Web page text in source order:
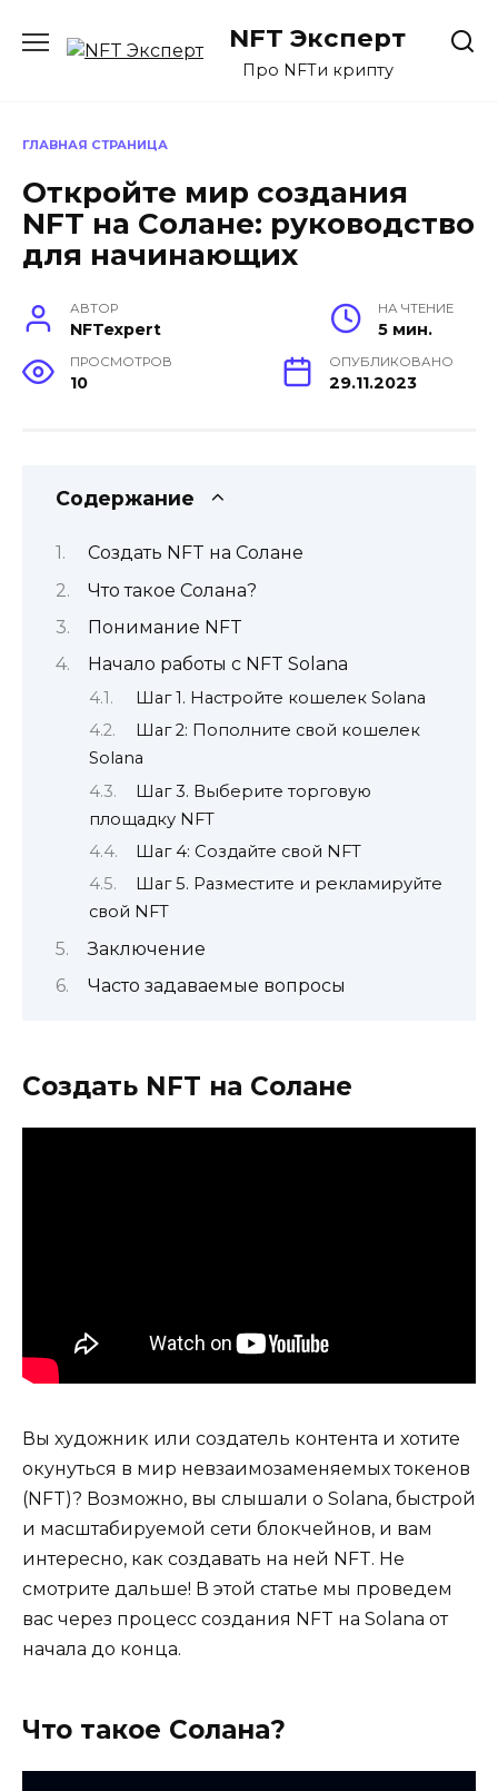
содержанию
NFT Эксперт
Про NFTи крипту
ГЛАВНАЯ СТРАНИЦА
Откройте мир создания
NFT на Солане: руководство
для начинающих
АВТОР
NFTexpert
НА ЧТЕНИЕ
5 мин.
ПРОСМОТРОВ
10
ОПУБЛИКОВАНО
29.11.2023
Содержание
Создать NFT на Солане
Что такое Солана?
Понимание NFT
Начало работы с NFT Solana
Шаг 1. Настройте кошелек Solana
Шаг 2: Пополните свой кошелек
Solana
Шаг 3. Выберите торговую
площадку NFT
Шаг 4: Создайте свой NFT
Шаг 5. Разместите и рекламируйте
свой NFT
Заключение
Часто задаваемые вопросы
Создать NFT на Солане
Вы художник или создатель контента и хотите
окунуться в мир невзаимозаменяемых токенов
(NFT)? Возможно, вы слышали о Solana, быстрой
и масштабируемой сети блокчейнов, и вам
интересно, как создавать на ней NFT. Не
смотрите дальше! В этой статье мы проведем
вас через процесс создания NFT на Solana от
начала до конца.
Что такое Солана?